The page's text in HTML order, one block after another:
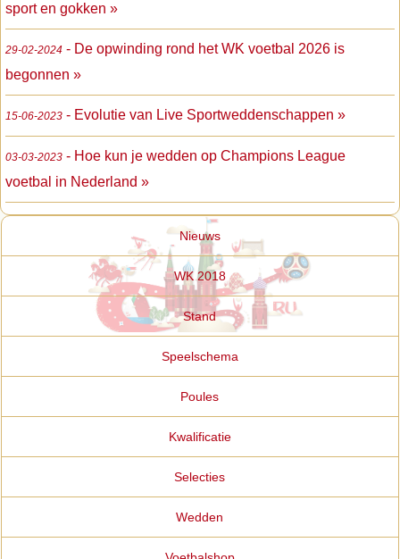
sport en gokken »
29-02-2024 - De opwinding rond het WK voetbal 2026 is
begonnen »
15-06-2023 - Evolutie van Live Sportweddenschappen »
03-03-2023 - Hoe kun je wedden op Champions League
voetbal in Nederland »
Nieuws
WK 2018
Stand
Speelschema
Poules
Kwalificatie
Selecties
Wedden